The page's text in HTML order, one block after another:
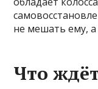
не мешать ему,
Что